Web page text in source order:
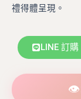
禮得體呈現。
LINE 訂購
👁